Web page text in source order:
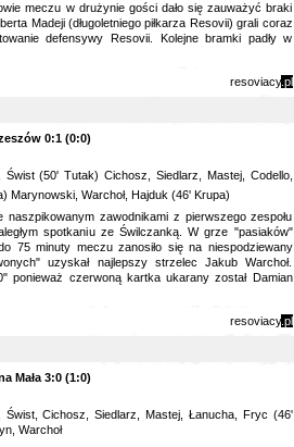
meczu w drużynie gości dało się zauważyć braki
Madeji (długoletniego piłkarza Resovii) grali coraz
defensywy Resovii. Kolejne bramki padły w
resoviacy.pl
0:1 (0:0)
(50' Tutak) Cichosz, Siedlarz, Mastej, Codello,
Marynowski, Warchoł, Hajduk (46' Krupa)
zawodnikami z pierwszego zespołu
spotkaniu ze Świlczanką. W grze "pasiaków"
75 minuty meczu zanosiło się na niespodziewany
uzyskał najlepszy strzelec Jakub Warchoł.
ponieważ czerwoną kartka ukarany został Damian
resoviacy.pl
Mała 3:0 (1:0)
Cichosz, Siedlarz, Mastej, Łanucha, Fryc (46'
Warchoł